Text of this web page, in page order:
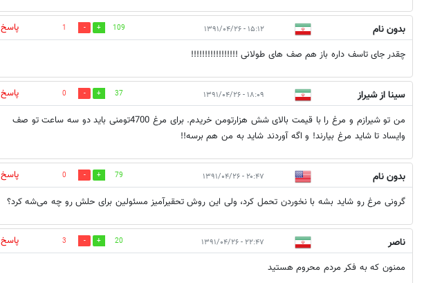
بدون نام ۱۵:۱۲ - ۱۳۹۱/۰۴/۲۶ 109
1
پاسخ
چقدر جای تاسف داره باز هم صف های طولانی !!!!!!!!!!!!!!!!!
سینا از شیراز ۱۸:۰۹ - ۱۳۹۱/۰۴/۲۶ 37
0
پاسخ
من تو شیرازم و مرغ را با قیمت بالای شش هزارتومن خریدم. برای مرغ 4700تومنی باید دو سه ساعت تو صف
وایساد تا شاید مرغ بیارند! و اگه آوردند شاید به من هم برسه!!
بدون نام ۲۰:۴۷ - ۱۳۹۱/۰۴/۲۶ 79
0
پاسخ
گرونی مرغ رو شاید بشه با نخوردن تحمل کرد، ولی این روش تحقیرآمیز مسئولین برای حلش رو چه می‌شه کرد؟
ناصر ۲۲:۴۷ - ۱۳۹۱/۰۴/۲۶ 20
3
پاسخ
ممنون که به فکر مردم محروم هستید